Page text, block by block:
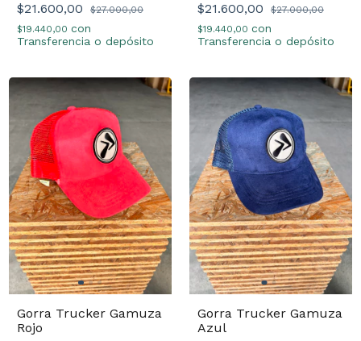
$21.600,00
$27.000,00
$19.440,00 con
Transferencia o depósito
$21.600,00
$27.000,00
$19.440,00 con
Transferencia o depósito
Gorra Trucker Gamuza
Rojo
Gorra Trucker Gamuza
Azul